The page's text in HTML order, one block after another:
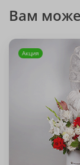
Вам
Акция